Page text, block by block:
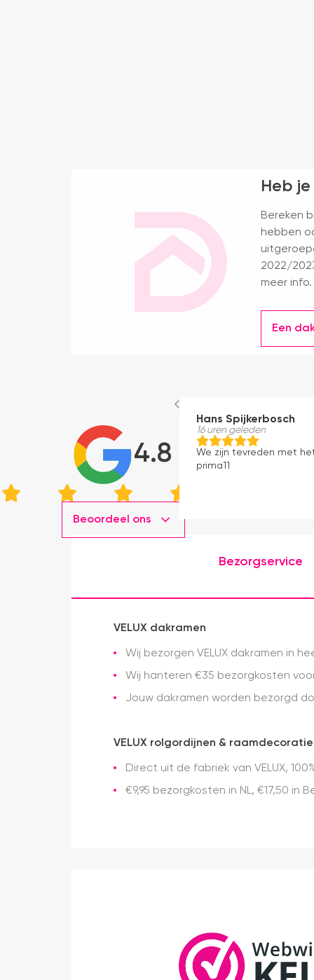
Heb
Bereken
hebben
2022/
meer info.
Een
4.8
Beoordeel ons
Hans Spijkerbosch
16 uren geleden
We zijn tevreden met
prima11
Bezorgservice
VELUX dakramen
Wij bezorgen VELUX dakramen in
Wij hanteren €35 bezorgkosten
Jouw dakramen worden bezorgd
VELUX rolgordijnen & raamdecoratie
Direct uit de fabriek van VELUX,
€9,95 bezorgkosten in NL, €17,50